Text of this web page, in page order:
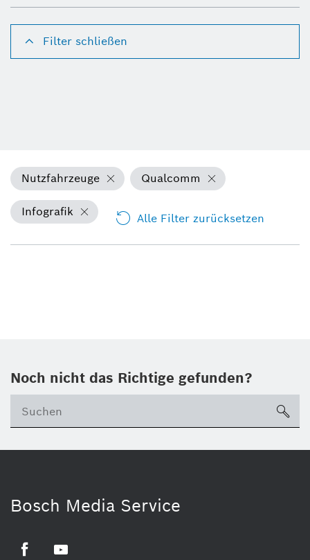
Filter schließen
Nutzfahrzeuge Qualcomm
Infografik Alle Filter zurücksetzen
Noch nicht das Richtige gefunden?
Bosch Media Service